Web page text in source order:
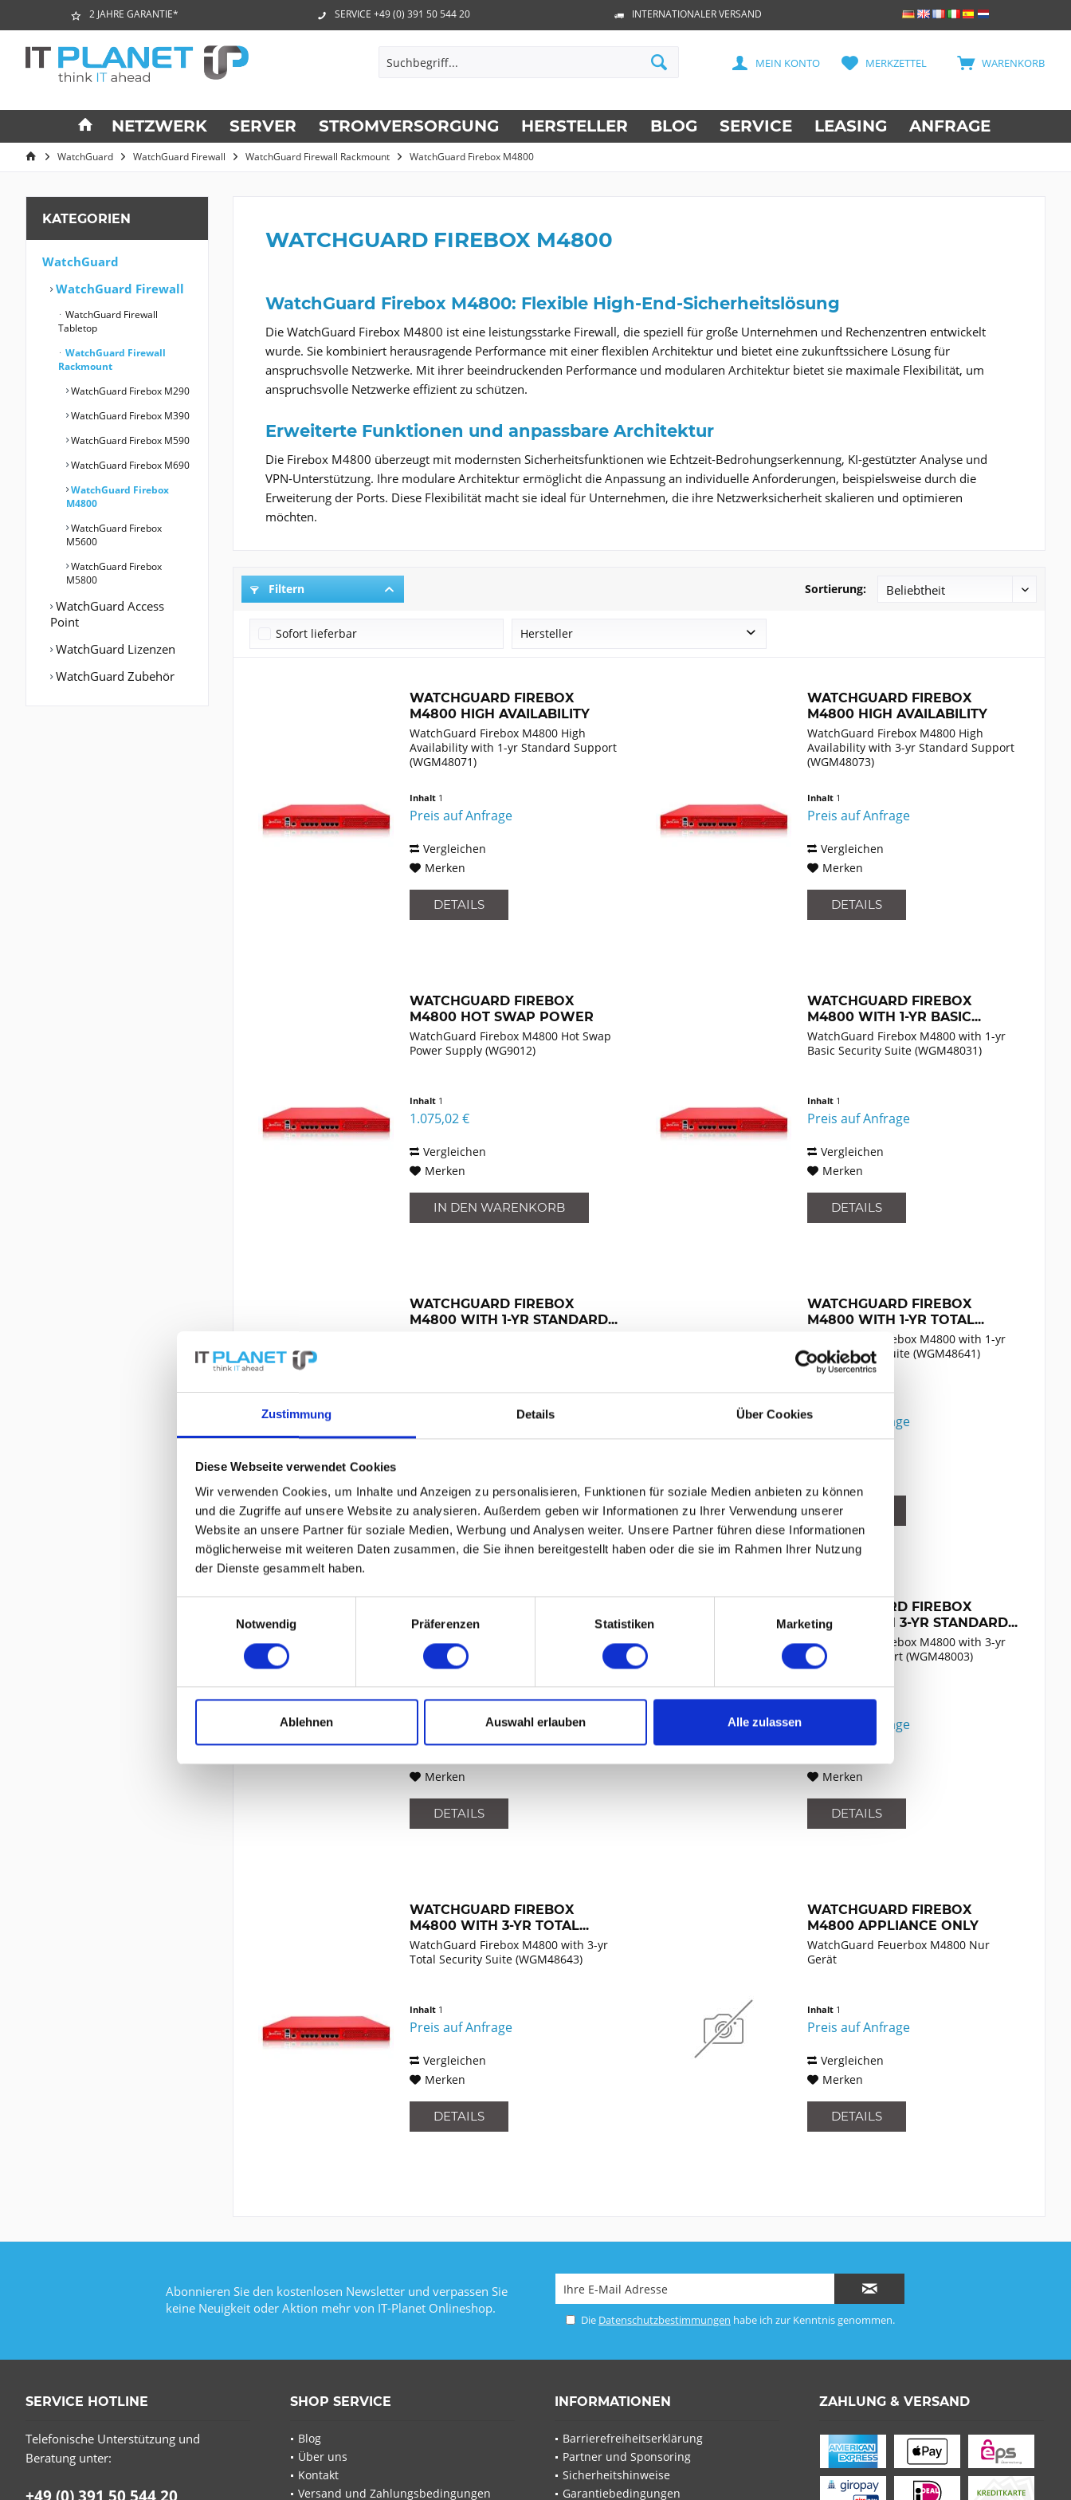
Zustimmung Details Über Cookies
Diese Webseite verwendet Cookies
Wir verwenden Cookies, um Inhalte und Anzeigen zu personalisieren, Funktionen für soziale Medien anbieten zu können
und die Zugriffe auf unsere Website zu analysieren. Außerdem geben wir Informationen zu Ihrer Verwendung unserer
Website an unsere Partner für soziale Medien, Werbung und Analysen weiter. Unsere Partner führen diese Informationen
möglicherweise mit weiteren Daten zusammen, die Sie ihnen bereitgestellt haben oder die sie im Rahmen Ihrer Nutzung
der Dienste gesammelt haben.
Notwendig
Präferenzen Statistiken Marketing
Ablehnen Auswahl erlauben Alle zulassen
2 JAHRE GARANTIE* SERVICE +49 (0) 391 50 544 20 INTERNATIONALER VERSAND
WARENKORB
MERKZETTEL
MEIN KONTO
NETZWERK SERVER STROMVERSORGUNG HERSTELLER BLOG SERVICE LEASING ANFRAGE
WatchGuard WatchGuard Firewall WatchGuard Firewall Rackmount WatchGuard Firebox M4800
KATEGORIEN
WatchGuard
WatchGuard Firewall
WatchGuard Firewall
Tabletop
WatchGuard Firewall
Rackmount
WatchGuard Firebox M290
WatchGuard Firebox M390
WatchGuard Firebox M590
WatchGuard Firebox M690
WatchGuard Firebox
M4800
WatchGuard Firebox
M5600
WatchGuard Firebox
M5800
WatchGuard Access
Point
WatchGuard Lizenzen
WatchGuard Zubehör
WATCHGUARD FIREBOX M4800
WatchGuard Firebox M4800: Flexible High-End-Sicherheitslösung
Die WatchGuard Firebox M4800 ist eine leistungsstarke Firewall, die speziell für große Unternehmen und Rechenzentren entwickelt
wurde. Sie kombiniert herausragende Performance mit einer flexiblen Architektur und bietet eine zukunftssichere Lösung für
anspruchsvolle Netzwerke. Mit ihrer beeindruckenden Performance und modularen Architektur bietet sie maximale Flexibilität, um
anspruchsvolle Netzwerke effizient zu schützen.
Erweiterte Funktionen und anpassbare Architektur
Die Firebox M4800 überzeugt mit modernsten Sicherheitsfunktionen wie Echtzeit-Bedrohungserkennung, KI-gestützter Analyse und
VPN-Unterstützung. Ihre modulare Architektur ermöglicht die Anpassung an individuelle Anforderungen, beispielsweise durch die
Erweiterung der Ports. Diese Flexibilität macht sie ideal für Unternehmen, die ihre Netzwerksicherheit skalieren und optimieren
möchten.
Filtern Sortierung:
Sofort lieferbar Hersteller
WATCHGUARD FIREBOX
M4800 HIGH AVAILABILITY
WITH...
WatchGuard Firebox M4800 High
Availability with 1-yr Standard Support
(WGM48071)
Inhalt 1
Preis auf Anfrage
Vergleichen
Merken
DETAILS
WATCHGUARD FIREBOX
M4800 HIGH AVAILABILITY
WITH...
WatchGuard Firebox M4800 High
Availability with 3-yr Standard Support
(WGM48073)
Inhalt 1
Preis auf Anfrage
Vergleichen
Merken
DETAILS
WATCHGUARD FIREBOX
M4800 HOT SWAP POWER
SUPPLY...
WatchGuard Firebox M4800 Hot Swap
Power Supply (WG9012)
Inhalt 1
1.075,02 €
Vergleichen
Merken
IN DEN WARENKORB
WATCHGUARD FIREBOX
M4800 WITH 1-YR BASIC...
WatchGuard Firebox M4800 with 1-yr
Basic Security Suite (WGM48031)
Inhalt 1
Preis auf Anfrage
Vergleichen
Merken
DETAILS
WATCHGUARD FIREBOX
M4800 WITH 1-YR STANDARD...
DETAILS
WATCHGUARD FIREBOX
M4800 WITH 1-YR TOTAL...
WatchGuard Firebox M4800 with 1-yr
Total Security Suite (WGM48641)
Preis auf Anfrage
DETAILS
M4800 WITH 3-YR BASIC...
WatchGuard Firebox M4800 with 3-yr
Basic Security Suite (WGM48033)
Preis auf Anfrage
Merken
DETAILS
WATCHGUARD FIREBOX
M4800 WITH 3-YR STANDARD...
WatchGuard Firebox M4800 with 3-yr
Standard Support (WGM48003)
Preis auf Anfrage
Merken
DETAILS
WATCHGUARD FIREBOX
M4800 WITH 3-YR TOTAL...
WatchGuard Firebox M4800 with 3-yr
Total Security Suite (WGM48643)
Inhalt 1
Preis auf Anfrage
Vergleichen
Merken
DETAILS
WATCHGUARD FIREBOX
M4800 APPLIANCE ONLY
(WGM48000)
WatchGuard Feuerbox M4800 Nur
Gerät
Inhalt 1
Preis auf Anfrage
Vergleichen
Merken
DETAILS
Abonnieren Sie den kostenlosen Newsletter und verpassen Sie
keine Neuigkeit oder Aktion mehr von IT-Planet Onlineshop.
Die Datenschutzbestimmungen habe ich zur Kenntnis genommen.
SERVICE HOTLINE
Telefonische Unterstützung und
Beratung unter:
SHOP SERVICE
Blog
Über uns
Kontakt
Versand und Zahlungsbedingungen
INFORMATIONEN
Barrierefreiheitserklärung
Partner und Sponsoring
Sicherheitshinweise
Garantiebedingungen
ZAHLUNG & VERSAND